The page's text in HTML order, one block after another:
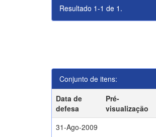
Resultado 1-1 de 1.
Conjunto de itens:
Data de
defesa
Pré-
visualização
31-Ago-2009